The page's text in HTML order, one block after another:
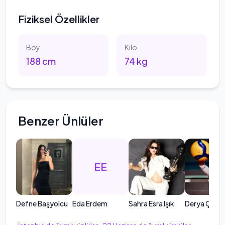
Fiziksel Özellikler
Boy
188 cm
Kilo
74 kg
Benzer Ünlüler
Defne Başyolcu
EE
Eda Erdem Sahra Esra Işık Derya